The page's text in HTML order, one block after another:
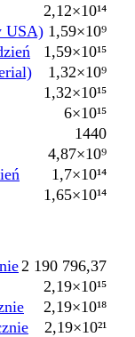
2,12×10¹⁴
USA) 1,59×10⁹
1,59×10¹⁵
1,32×10⁹
1,32×10¹⁵
6×10¹⁵
1440
4,87×10⁹
1,7×10¹⁴
1,65×10¹⁴
2 190 796,37
2,19×10¹⁵
2,19×10¹⁸
2,19×10²¹